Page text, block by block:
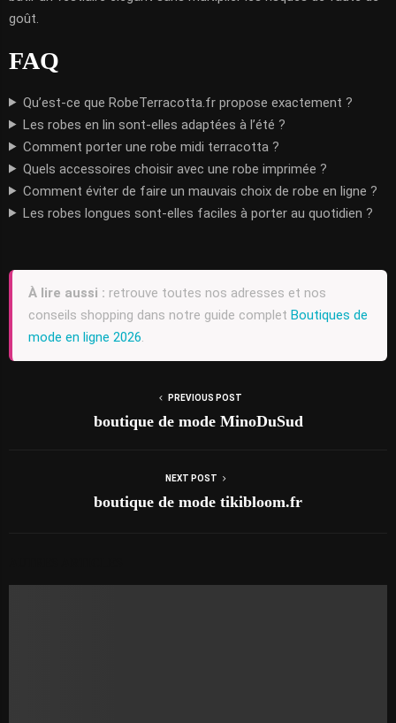
goût.
FAQ
Qu’est-ce que RobeTerracotta.fr propose exactement ?
Les robes en lin sont-elles adaptées à l’été ?
Comment porter une robe midi terracotta ?
Quels accessoires choisir avec une robe imprimée ?
Comment éviter de faire un mauvais choix de robe en ligne ?
Les robes longues sont-elles faciles à porter au quotidien ?
À lire aussi : retrouve toutes nos adresses et nos
conseils shopping dans notre guide complet Boutiques de
mode en ligne 2026
PREVIOUS POST
boutique de mode MinoDuSud
NEXT POST
boutique de mode tikibloom.fr